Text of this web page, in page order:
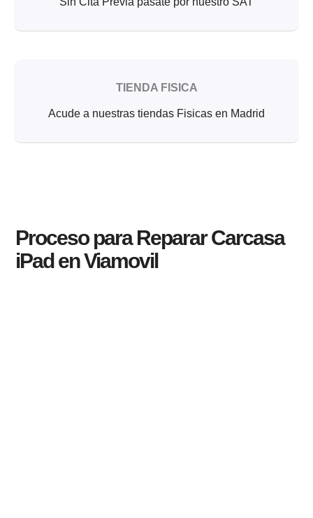
TIENDA FISICA
Acude a nuestras tiendas Fisicas en Madrid
Proceso para Reparar Carcasa
iPad en Viamovil